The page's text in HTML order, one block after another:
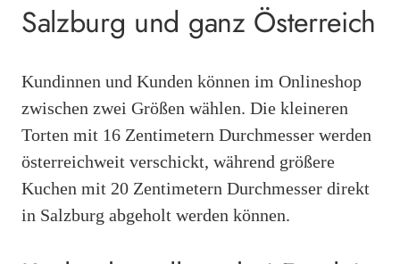
Salzburg und ganz Österreich
Kundinnen und Kunden können im Onlineshop
zwischen zwei Größen wählen. Die kleineren
Torten mit 16 Zentimetern Durchmesser werden
österreichweit verschickt, während größere
Kuchen mit 20 Zentimetern Durchmesser direkt
in Salzburg abgeholt werden können.